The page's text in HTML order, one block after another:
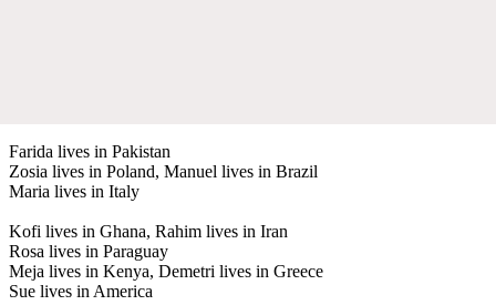
Farida lives in Pakistan
Zosia lives in Poland, Manuel lives in Brazil
Maria lives in Italy
Kofi lives in Ghana, Rahim lives in Iran
Rosa lives in Paraguay
Meja lives in Kenya, Demetri lives in Greece
Sue lives in America